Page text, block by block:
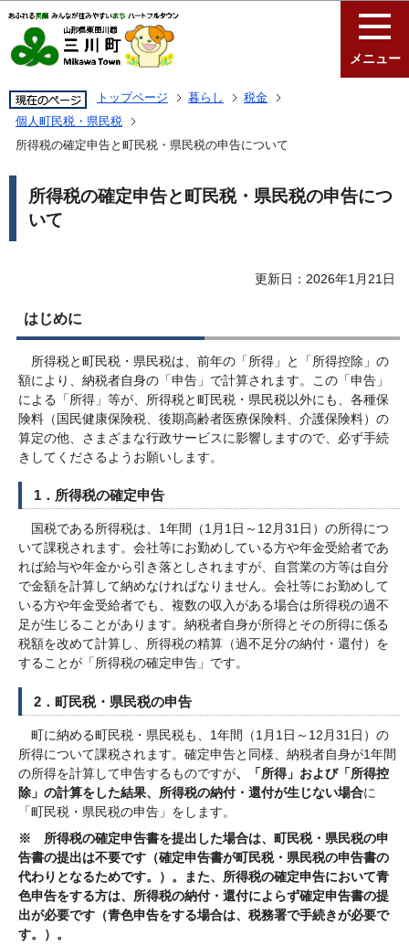
メニュー
トップページ 暮らし
税金
個人町民税・県民税
所得税の確定申告と町民税・県民税の申告について
所得税の確定申告と町民税・県民税の申告につ
いて
更新日：2026年1月21日
はじめに
所得税と町民税・県民税は、前年の「所得」と「所得控除」の
額により、納税者自身の「申告」で計算されます。この「申告」
による「所得」等が、所得税と町民税・県民税以外にも、各種保
険料（国民健康保険税、後期高齢者医療保険料、介護保険料）の
算定の他、さまざまな行政サービスに影響しますので、必ず手続
きしてくださるようお願いします。
1．所得税の確定申告
国税である所得税は、1年間（1月1日～12月31日）の所得につ
いて課税されます。会社等にお勤めしている方や年金受給者であ
れば給与や年金から引き落としされますが、自営業の方等は自分
で金額を計算して納めなければなりません。会社等にお勤めして
いる方や年金受給者でも、複数の収入がある場合は所得税の過不
足が生じることがあります。納税者自身が所得とその所得に係る
税額を改めて計算し、所得税の精算（過不足分の納付・還付）を
することが「所得税の確定申告」です。
2．町民税・県民税の申告
町に納める町民税・県民税も、1年間（1月1日～12月31日）の
所得について課税されます。確定申告と同様、納税者自身が1年間
の所得を計算して申告するものですが、「所得」および「所得控
除」の計算をした結果、所得税の納付・還付が生じない場合に
「町民税・県民税の申告」をします。
※ 所得税の確定申告書を提出した場合は、町民税・県民税の申
告書の提出は不要です（確定申告書が町民税・県民税の申告書の
代わりとなるためです。）。また、所得税の確定申告において青
色申告をする方は、所得税の納付・還付によらず確定申告書の提
出が必要です（青色申告をする場合は、税務署で手続きが必要で
す。）。